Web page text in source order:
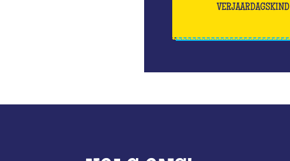
VERJAARDAGSKIND